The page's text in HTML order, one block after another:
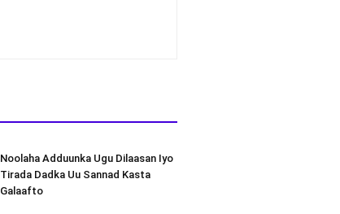
Noolaha Adduunka Ugu Dilaasan Iyo
Tirada Dadka Uu Sannad Kasta
Galaafto